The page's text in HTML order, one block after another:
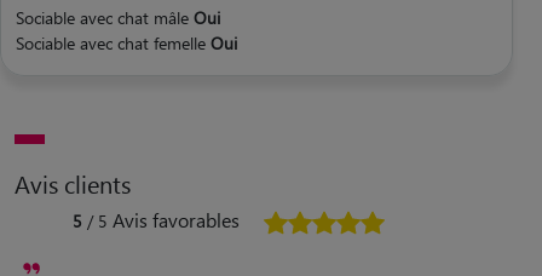
Sociable avec chat mâle Oui
Sociable avec chat femelle Oui
Avis clients
5 / 5 Avis favorables